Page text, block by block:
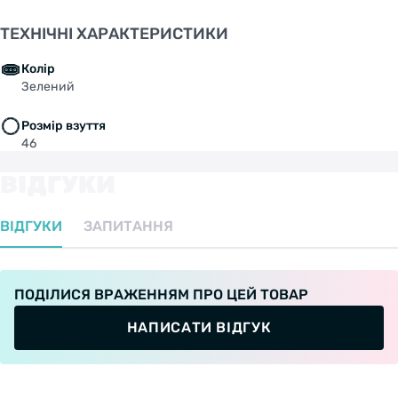
Шасси: Изготовлено по технологии литья с
Диаметр колес: 76 мм / 80 мм (В зависимости
Жесткость колес: 85A;
ТЕХНІЧНІ ХАРАКТЕРИСТИКИ
Колір
Зелений
Розмір взуття
46
ВІДГУКИ ЗАПИТАННЯ
ПОДІЛИСЯ ВРАЖЕННЯМ ПРО ЦЕЙ ТОВАР
НАПИСАТИ ВІДГУК